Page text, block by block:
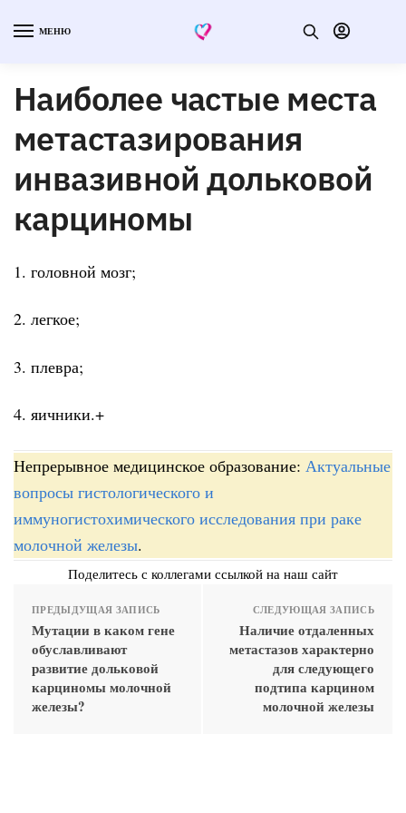
МЕНЮ
Наиболее частые места
метастазирования
инвазивной дольковой
карциномы
1. головной мозг;
2. легкое;
3. плевра;
4. яичники.+
Непрерывное медицинское образование: Актуальные
вопросы гистологического и
иммуногистохимического исследования при раке
молочной железы.
Поделитесь с коллегами ссылкой на наш сайт
ПРЕДЫДУЩАЯ ЗАПИСЬ
Мутации в каком гене
обуславливают
развитие дольковой
карциномы молочной
железы?
СЛЕДУЮЩАЯ ЗАПИСЬ
Наличие отдаленных
метастазов характерно
для следующего
подтипа карцином
молочной железы